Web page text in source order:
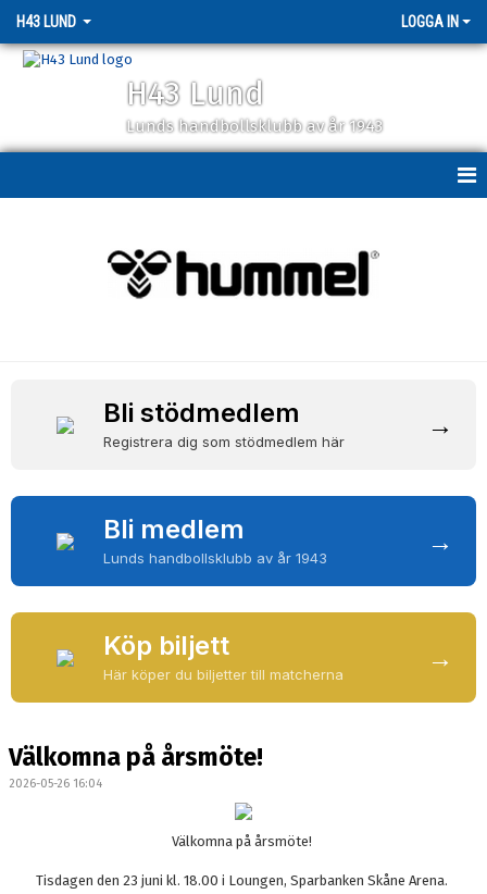
H43 LUND LOGGA IN
H43 Lund
Lunds handbollsklubb av år 1943
MEDLEMSSKAP
UTBILDNINGAR
OM H43
TRYGG H43:ARE
FÖRSÄLJNING
Bli stödmedlem
Registrera dig som stödmedlem här
→
Bli medlem
Lunds handbollsklubb av år 1943
→
Köp biljett
Här köper du biljetter till matcherna
→
Välkomna på årsmöte!
2026-05-26 16:04
Välkomna på årsmöte!
Tisdagen den 23 juni kl. 18.00 i Loungen, Sparbanken Skåne Arena.